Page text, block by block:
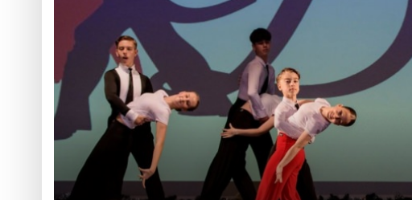
Eveniment special la Baia
„Zilele Moiseiului” se vor
Biblioteca Municipală
Muzeul de Mineralogie
„CÂNTECELE MUNȚILOR” DE LA SIBIU
DE SINCERITATE